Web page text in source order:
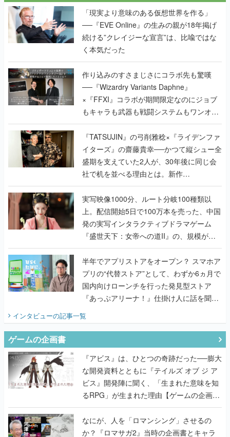
く本気だった
作り込みのすさまじさにコラボ先も驚嘆
──『Wizardry Variants Daphne』
×『FFXI』コラボが期間限定なのにジョブ
もキャラも武器も戦闘システムもワンオフ
で作り込まれた理由を両ディレクターに聞
く
『TATSUJIN』の弓削雅稔×『ライデンファ
イターズ』の齋藤貴幸──かつて縦シュー全
盛期を支えていた2人が、30年後に同じ会
社で机を並べる理由とは。新作
『TATSUJIN EXTREME』で初タッグを組
んだレジェンド2人に訊く開発秘話
実写映像1000分、ルート分岐100種類以
上。配信開始5日で100万本を売った、中国
発の実写インタラクティブドラマゲーム
『盛世天下：女帝への道II』の、規模が違
うこだわりをプロデューサーに聞いた
半年でアプリストアをオープン？ スマホア
プリの“代替ストア”として、わずか6ヵ月で
国内向けローンチを行った発見型ストア
『あっぷアリーナ！』仕掛け人に話を聞い
てみた
インタビューの記事一覧
『アビス』は、ひとつの奇跡だった──膨大
な開発資料とともに『テイルズ オブ ジ ア
るRPG」が生まれた理由【ゲームの企画
書】
なにが、人を「ロマンシング」させるの
か？『ロマサガ2』当時の企画書とキャラ
設定画から迫る、河津秋敏がRPGに生み出
した「ロマン」の正体とは【ゲームの企画
書】